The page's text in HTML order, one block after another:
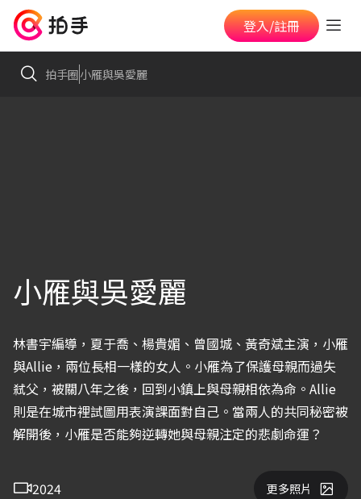
登入/註冊
拍手圈小雁與吳愛麗
小雁與吳愛麗
林書宇編導，夏于喬、楊貴媚、曾國城、黃奇斌主演，小雁
與Allie，兩位長相一樣的女人。小雁為了保護母親而過失
弒父，被關八年之後，回到小鎮上與母親相依為命。Allie
則是在城市裡試圖用表演課面對自己。當兩人的共同秘密被
解開後，小雁是否能夠逆轉她與母親注定的悲劇命運？
2024 更多照片